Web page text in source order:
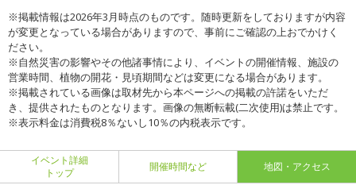
※掲載情報は2026年3月時点のものです。随時更新をしておりますが内容
が変更となっている場合がありますので、事前にご確認の上おでかけく
ださい。
※自然災害の影響やその他諸事情により、イベントの開催情報、施設の
営業時間、植物の開花・見頃期間などは変更になる場合があります。
※掲載されている画像は取材先から本ページへの掲載の許諾をいただ
き、提供されたものとなります。画像の無断転載(二次使用)は禁止です。
※表示料金は消費税8％ないし10％の内税表示です。
イベント詳細
トップ
開催時間など 地図・アクセス